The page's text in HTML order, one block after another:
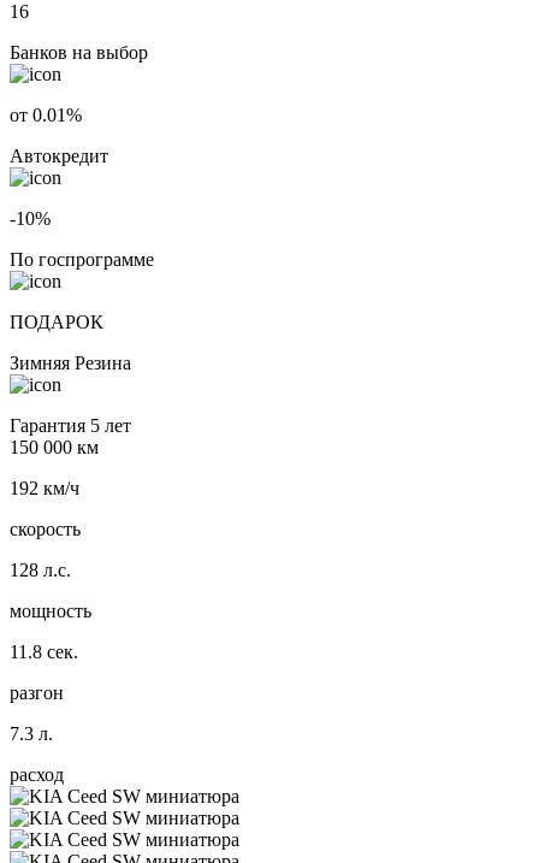
16
Банков на выбор
от 0.01%
Автокредит
-10%
По госпрограмме
ПОДАРОК
Зимняя Резина
Гарантия 5 лет
150 000 км
192 км/ч
скорость
128 л.с.
мощность
11.8 сек.
разгон
7.3 л.
расход